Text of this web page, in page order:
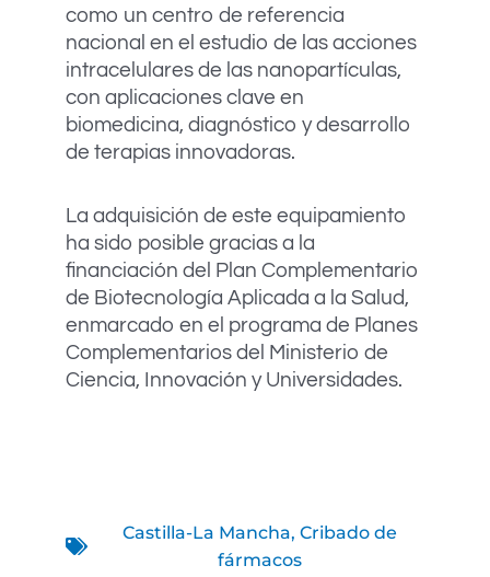
como un centro de referencia
nacional en el estudio de las acciones
intracelulares de las nanopartículas,
con aplicaciones clave en
biomedicina, diagnóstico y desarrollo
de terapias innovadoras.
La adquisición de este equipamiento
ha sido posible gracias a la
financiación del Plan Complementario
de Biotecnología Aplicada a la Salud,
enmarcado en el programa de Planes
Complementarios del Ministerio de
Ciencia, Innovación y Universidades.
Castilla-La Mancha, Cribado de
fármacos